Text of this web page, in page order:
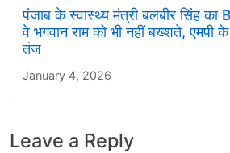
पंजाब के स्वास्थ्य मंत्री बलबीर सिंह
वे भगवान राम को भी नहीं बख्शते, एमपी
तंज
January 4, 2026
Leave a Reply